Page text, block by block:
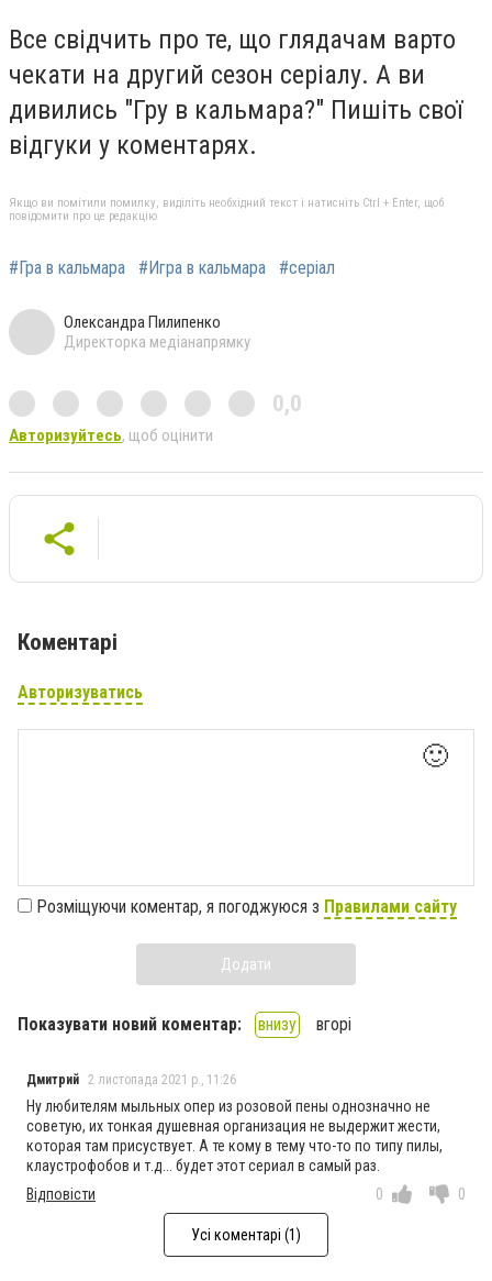
Все свідчить про те, що глядачам варто
чекати на другий сезон серіалу. А ви
дивились "Гру в кальмара?" Пишіть свої
відгуки у коментарях.
Якщо ви помітили помилку, виділіть необхідний текст і натисніть Ctrl + Enter, щоб
повідомити про це редакцію
#Гра в кальмара #Игра в кальмара #серіал
Олександра Пилипенко
Директорка медіанапрямку
0,0
Авторизуйтесь, щоб оцінити
Коментарі
Авторизуватись
🙂
Розміщуючи коментар, я погоджуюся з Правилами сайту
Додати
Показувати новий коментар: внизу вгорі
Дмитрий 2 листопада 2021 р., 11:26
Ну любителям мыльных опер из розовой пены однозначно не
советую, их тонкая душевная организация не выдержит жести,
которая там присуствует. А те кому в тему что-то по типу пилы,
клаустрофобов и т.д... будет этот сериал в самый раз.
Відповісти
0 0
Усі коментарі (1)